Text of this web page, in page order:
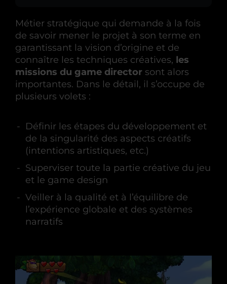
Métier stratégique qui demande à la fois
de savoir mener le projet à son terme en
garantissant la vision d’origine et de
connaître les techniques créatives, les
missions du game director sont alors
importantes. Dans le détail, il s’occupe de
plusieurs volets :
Définir les étapes du développement et
de la singularité des aspects créatifs
(intentions artistiques, etc.)
Superviser toute la partie créative du jeu
et le game design
Veiller à la qualité et à l’équilibre de
l’expérience globale et des systèmes
narratifs